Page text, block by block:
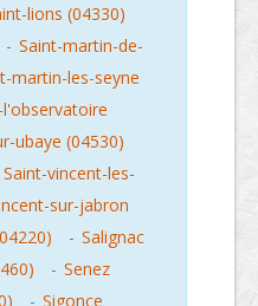
lions (04330)
- Saint-martin-de-
martin-les-seyne
ubaye (04530)
Saint-vincent-les-
sur-jabron
- Salignac
- Senez
- Sigonce